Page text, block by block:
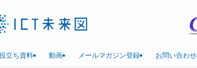
立ち資料 動画 メールマガジン登録 お問い合わせ